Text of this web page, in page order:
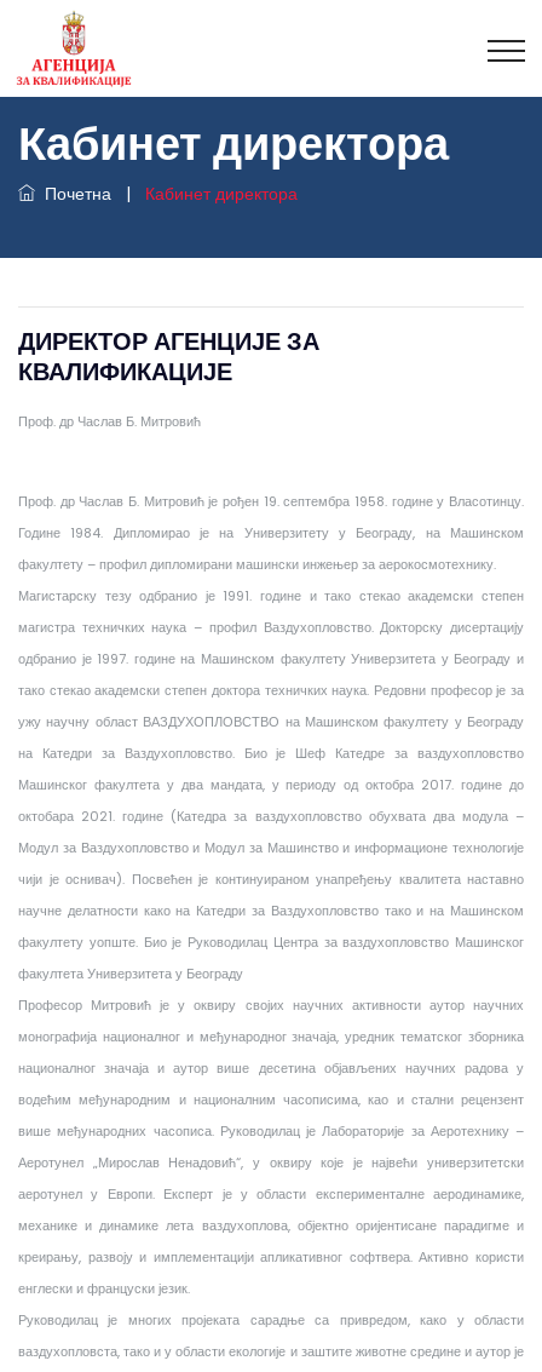
Кабинет директора
Почетна | Кабинет директора
ДИРЕКТОР АГЕНЦИЈЕ ЗА
КВАЛИФИКАЦИЈЕ
Проф. др Часлав Б. Митровић
Проф. др Часлав Б. Митровић је рођен 19. септембра 1958. године у Власотинцу.
Године 1984. Дипломирао је на Универзитету у Београду, на Машинском
факултету – профил дипломирани машински инжењер за аерокосмотехнику.
Магистарску тезу одбранио је 1991. године и тако стекао академски степен
магистра техничких наука – профил Ваздухопловство. Докторску дисертацију
одбранио је 1997. године на Машинском факултету Универзитета у Београду и
тако стекао академски степен доктора техничких наука. Редовни професор је за
ужу научну област ВАЗДУХОПЛОВСТВО на Машинском факултету у Београду
на Катедри за Ваздухопловство. Био је Шеф Катедре за ваздухопловство
Машинског факултета у два мандата, у периоду од октобра 2017. године до
октобара 2021. године (Катедра за ваздухопловство обухвата два модула –
Модул за Ваздухопловство и Модул за Машинство и информационе технологије
чији је оснивач). Посвећен је континуираном унапређењу квалитета наставно
научне делатности како на Катедри за Ваздухопловство тако и на Машинском
факултету уопште. Био је Руководилац Центра за ваздухопловство Машинског
факултета Универзитета у Београду
Професор Митровић је у оквиру својих научних активности аутор научних
монографија националног и међународног значаја, уредник тематског зборника
националног значаја и аутор више десетина објављених научних радова у
водећим међународним и националним часописима, као и стални рецензент
више међународних часописа. Руководилац је Лабораторије за Аеротехнику –
Аеротунел „Мирослав Ненадовић“, у оквиру које је највећи универзитетски
аеротунел у Европи. Експерт је у области експерименталне аеродинамике,
механике и динамике лета ваздухоплова, објектно оријентисане парадигме и
креирању, развоју и имплементацији апликативног софтвера. Активно користи
енглески и француски језик.
Руководилац је многих пројеката сарадње са привредом, како у области
ваздухопловста, тако и у области екологије и заштите животне средине и аутор је